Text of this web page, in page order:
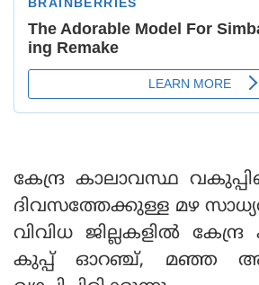
കേന്ദ്ര കാലാവസ്ഥ
ദിവസത്തേക്കുള്ള മഴ
വിവിധ ജില്ലകളില്‍
കുപ്പ് ഓറഞ്ച്, മഞ്ഞ